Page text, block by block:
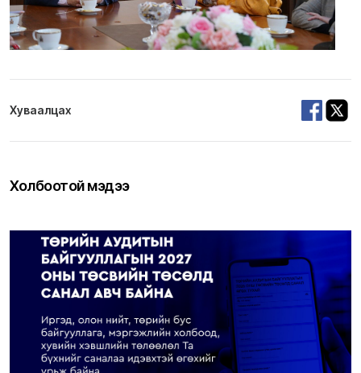
Хуваалцах
Холбоотой мэдээ